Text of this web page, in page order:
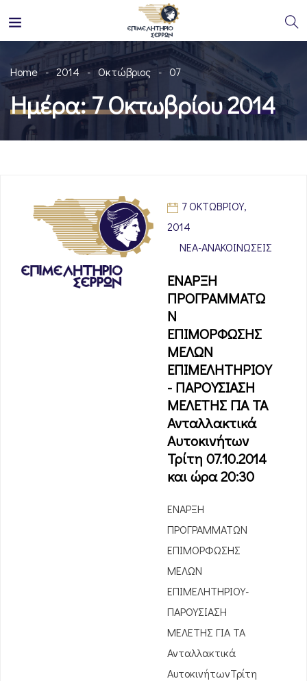
Home 2014 Οκτώβριος 07
Ημέρα:7 Οκτωβρίου 2014
7 ΟΚΤΩΒΡΊΟΥ,
2014
ΝΈΑ-ΑΝΑΚΟΙΝΏΣΕΙΣ
ΕΝΑΡΞΗ
ΠΡΟΓΡΑΜΜΑΤΩ
Ν
ΕΠΙΜΟΡΦΩΣΗΣ
ΜΕΛΩΝ
ΕΠΙΜΕΛΗΤΗΡΙΟΥ
- ΠΑΡΟΥΣΙΑΣΗ
ΜΕΛΕΤΗΣ ΓΙΑ ΤΑ
Ανταλλακτικά
Αυτοκινήτων
Τρίτη 07.10.2014
και ώρα 20:30
ΕΝΑΡΞΗ
ΠΡΟΓΡΑΜΜΑΤΩΝ
ΕΠΙΜΟΡΦΩΣΗΣ
ΜΕΛΩΝ
ΕΠΙΜΕΛΗΤΗΡΙΟΥ-
ΠΑΡΟΥΣΙΑΣΗ
ΜΕΛΕΤΗΣ ΓΙΑ ΤΑ
Ανταλλακτικά
ΑυτοκινήτωνΤρίτη